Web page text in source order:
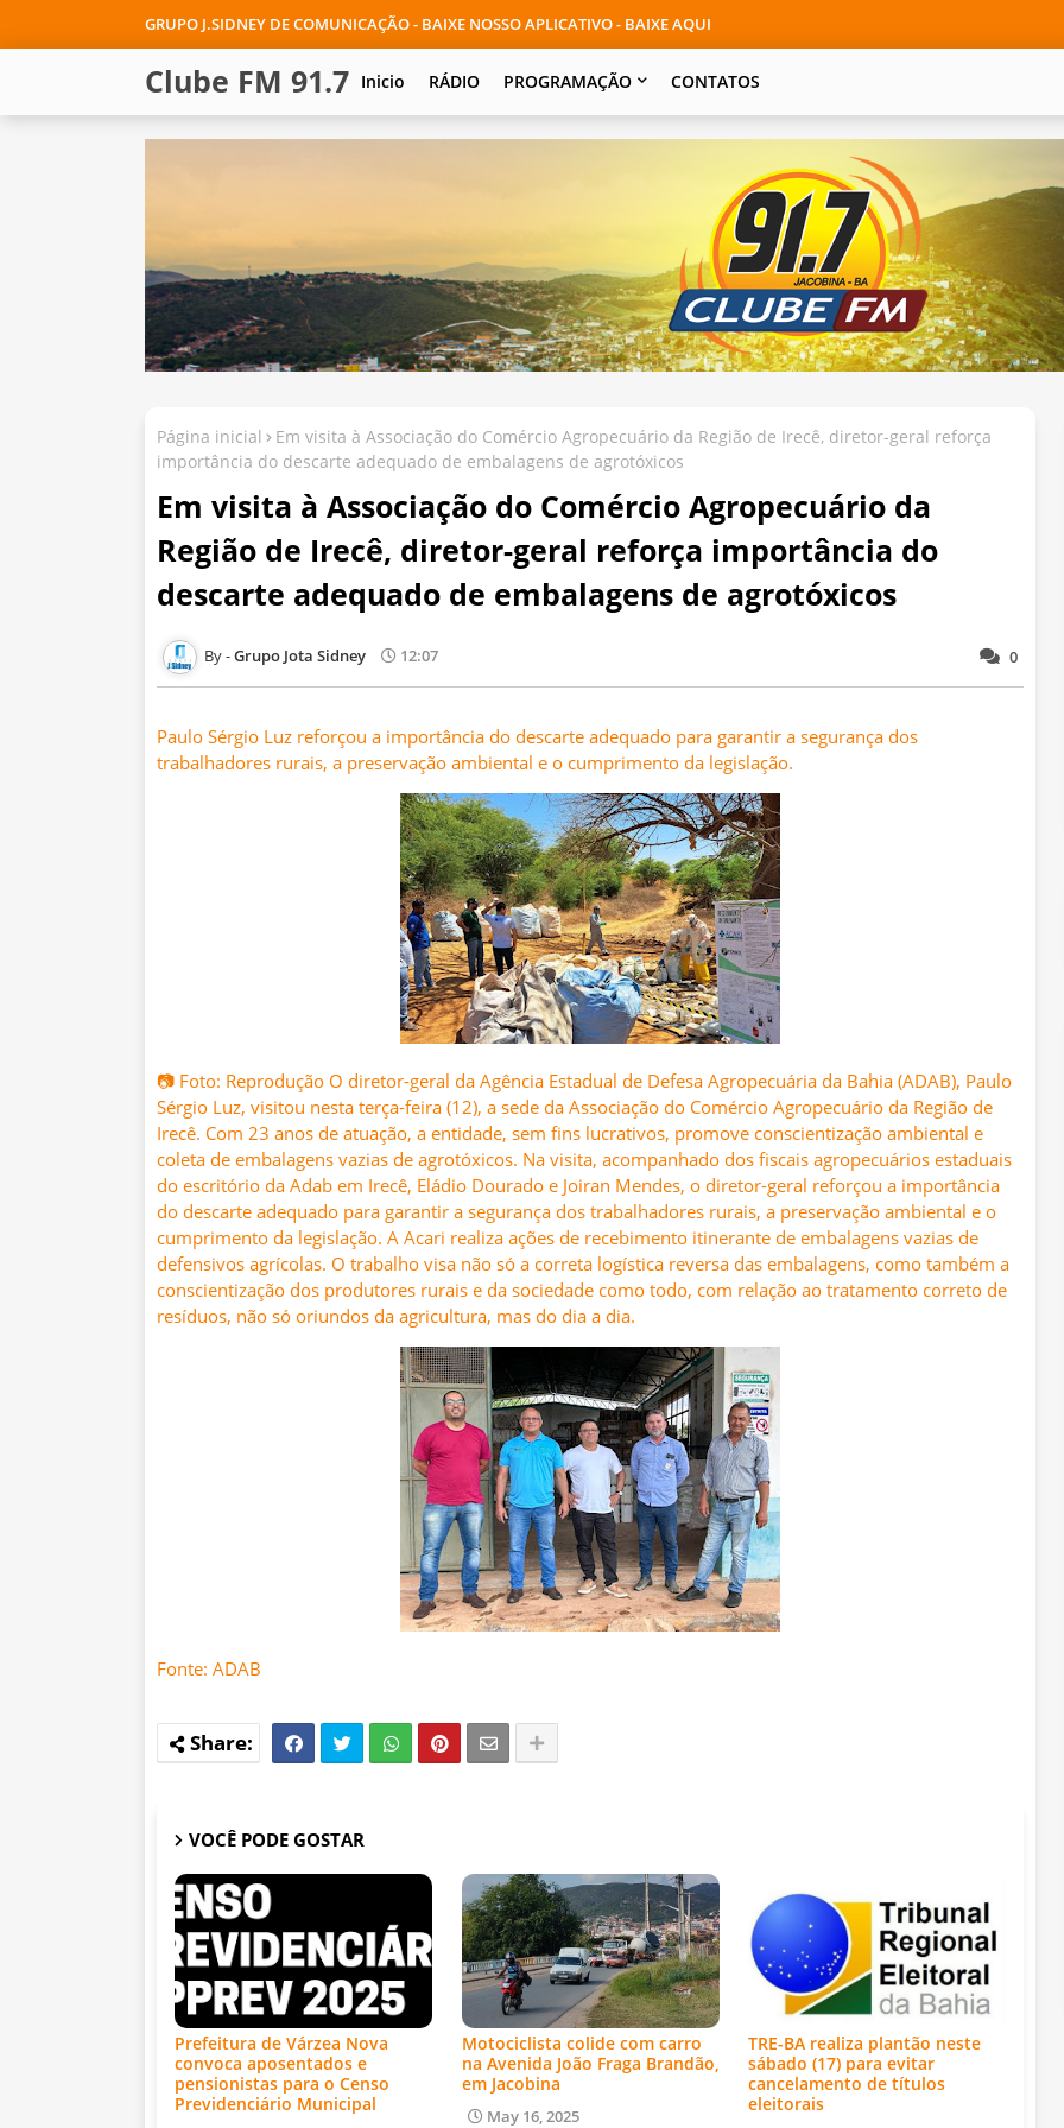
GRUPO J.SIDNEY DE COMUNICAÇÃO - BAIXE NOSSO APLICATIVO - BAIXE AQUI
Clube FM 91.7 Inicio RÁDIO PROGRAMAÇÃO CONTATOS
Página inicial
Em visita à Associação do Comércio Agropecuário da Região de Irecê, diretor-geral reforça
importância do descarte adequado de embalagens de agrotóxicos
Em visita à Associação do Comércio Agropecuário da
Região de Irecê, diretor-geral reforça importância do
descarte adequado de embalagens de agrotóxicos
0
Grupo Jota Sidney 12:07
Paulo Sérgio Luz reforçou a importância do descarte adequado para garantir a segurança dos
trabalhadores rurais, a preservação ambiental e o cumprimento da legislação.
📷 Foto: Reprodução O diretor-geral da Agência Estadual de Defesa Agropecuária da Bahia (ADAB), Paulo
Sérgio Luz, visitou nesta terça-feira (12), a sede da Associação do Comércio Agropecuário da Região de
Irecê. Com 23 anos de atuação, a entidade, sem fins lucrativos, promove conscientização ambiental e
coleta de embalagens vazias de agrotóxicos. Na visita, acompanhado dos fiscais agropecuários estaduais
do escritório da Adab em Irecê, Eládio Dourado e Joiran Mendes, o diretor-geral reforçou a importância
do descarte adequado para garantir a segurança dos trabalhadores rurais, a preservação ambiental e o
cumprimento da legislação. A Acari realiza ações de recebimento itinerante de embalagens vazias de
defensivos agrícolas. O trabalho visa não só a correta logística reversa das embalagens, como também a
conscientização dos produtores rurais e da sociedade como todo, com relação ao tratamento correto de
resíduos, não só oriundos da agricultura, mas do dia a dia.
Fonte: ADAB
VOCÊ PODE GOSTAR
Prefeitura de Várzea Nova
convoca aposentados e
pensionistas para o Censo
Previdenciário Municipal
Motociclista colide com carro
na Avenida João Fraga Brandão,
em Jacobina
May 16, 2025
TRE-BA realiza plantão neste
sábado (17) para evitar
cancelamento de títulos
eleitorais